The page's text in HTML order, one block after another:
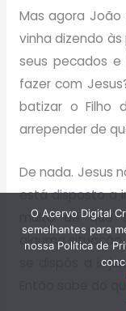
Mas agora
vinha dizendo
seus pecados
fazer com
batizar o Filho
arrepender de
De nada. Jesus
está disposto a
muito de que
alguma
se dispôs a ir
Então sabe do
O Acervo Digital
semelhantes para
nossa Política de